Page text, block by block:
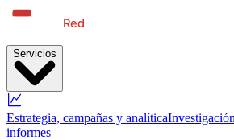
Servicios
Estrategia, campañas y analítica
informes